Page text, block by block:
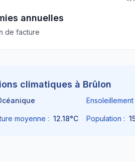
annuelles
de facture
climatiques à Brûlon
Ensoleillement
moyenne : 12.18°C Population :